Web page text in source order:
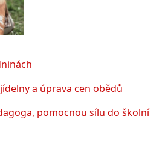
a úprava cen obědů
pomocnou sílu do školní